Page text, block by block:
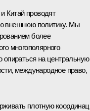
Китай проводят
внешнюю политику. Мы
более
многополярного
опираться на центральную
международное право,
плотную